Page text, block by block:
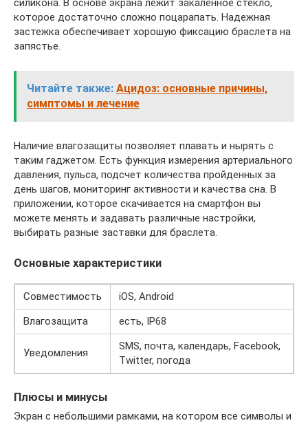
силикона. В основе экрана лежит закаленное стекло,
которое достаточно сложно поцарапать. Надежная
застежка обеспечивает хорошую фиксацию браслета на
запястье.
Читайте также: Ацидоз: основные причины,
симптомы и лечение
Наличие влагозащиты позволяет плавать и нырять с
таким гаджетом. Есть функция измерения артериального
давления, пульса, подсчет количества пройденных за
день шагов, мониторинг активности и качества сна. В
приложении, которое скачивается на смартфон вы
можете менять и задавать различные настройки,
выбирать разные заставки для браслета.
Основные характеристики
Совместимость
iOS, Android
Влагозащита
есть, IP68
Уведомления
SMS, почта, календарь, Facebook,
Twitter, погода
Плюсы и минусы
Экран с небольшими рамками, на котором все символы и